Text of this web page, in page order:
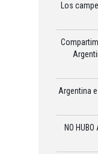
Los
Argentina
NO HUBO